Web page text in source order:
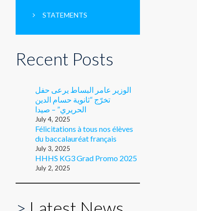
STATEMENTS
Recent Posts
الوزير عامر البساط يرعى حفل
تخرّج “ثانوية حسام الدين
الحريري” – صيدا
July 4, 2025
Félicitations à tous nos élèves
du baccalauréat français
July 3, 2025
HHHS KG3 Grad Promo 2025
July 2, 2025